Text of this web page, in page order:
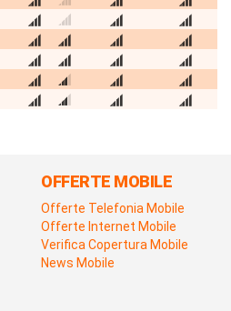
OFFERTE MOBILE
Offerte Telefonia Mobile
Offerte Internet Mobile
Verifica Copertura Mobile
News Mobile